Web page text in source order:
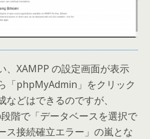
、XAMPP の設定画面が表示
「phpMyAdmin」をクリック
どはできるのですが、
階で「データベースを選択で
ス接続確立エラー」の嵐とな